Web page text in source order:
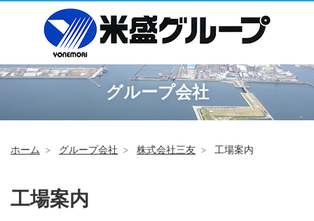
グループ会社
ホーム グループ会社 株式会社三友 工場案内
工場案内